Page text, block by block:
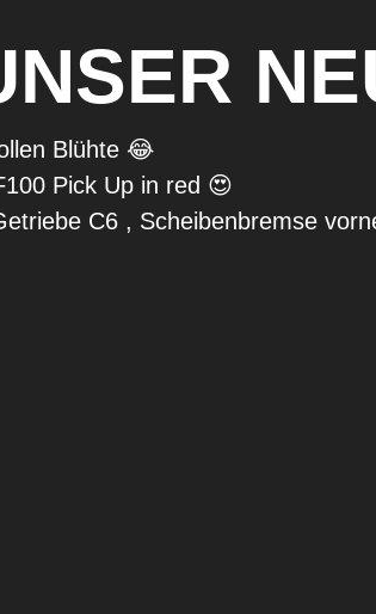
Blühte 😂
Pick Up in red 😍
C6 , Scheibenbremse